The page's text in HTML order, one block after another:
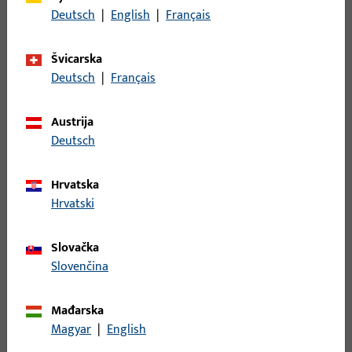
Opis površine
Bruto težina
Jedinica pakiranja
Najmanja jedinica narudžbe
Prijavite se podacima kupca da biste dobili informacije o
Izradi račun
Deutsch | English | Français
Švicarska
Deutsch | Français
Austrija
Deutsch
Hrvatska
Hrvatski
Slovačka
Slovenčina
Mađarska
Magyar | English